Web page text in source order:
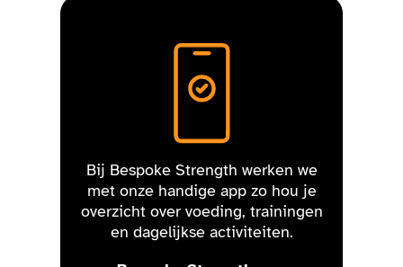
Bij Bespoke Strength werken we
met onze handige app zo hou je
overzicht over voeding, trainingen
en dagelijkse activiteiten.